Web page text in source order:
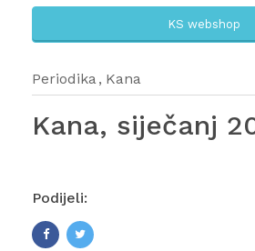
KS webshop
Periodika Kana
Kana, siječanj
Podijeli: